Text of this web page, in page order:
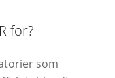
for?
som